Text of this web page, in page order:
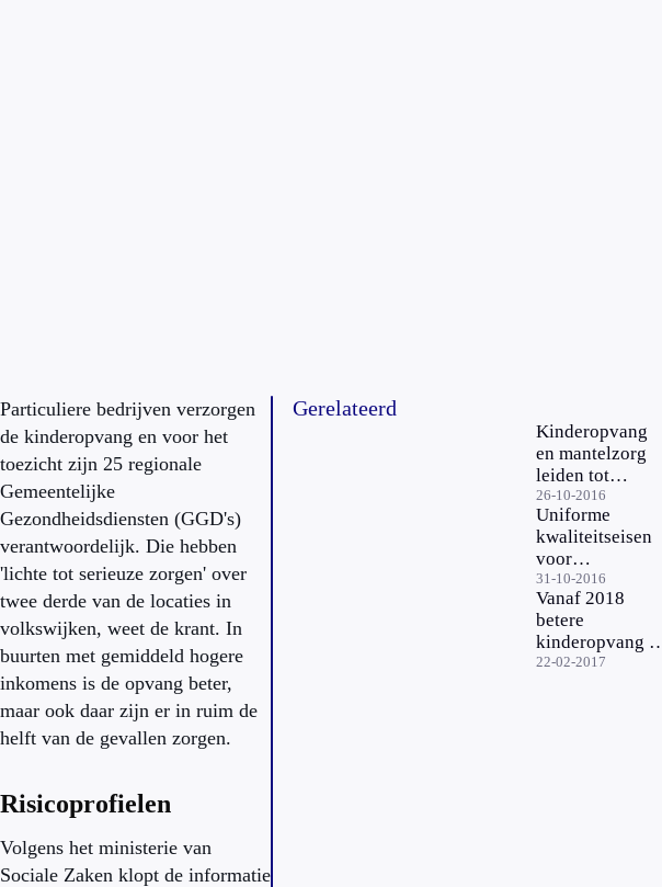
Particuliere bedrijven verzorgen
de kinderopvang en voor het
toezicht zijn 25 regionale
Gemeentelijke
Gezondheidsdiensten (GGD's)
verantwoordelijk. Die hebben
'lichte tot serieuze zorgen' over
twee derde van de locaties in
volkswijken, weet de krant. In
buurten met gemiddeld hogere
inkomens is de opvang beter,
maar ook daar zijn er in ruim de
helft van de gevallen zorgen.
Risicoprofielen
Volgens het ministerie van
Sociale Zaken klopt de informatie
Gerelateerd
Kinderopvang
en mantelzorg
leiden tot
stress bij
dagelijkse
baan
26-10-2016
Uniforme
kwaliteitseisen
voor
kinderopvang
31-10-2016
Vanaf 2018
betere
kinderopvang
peuterspeelzalen
22-02-2017